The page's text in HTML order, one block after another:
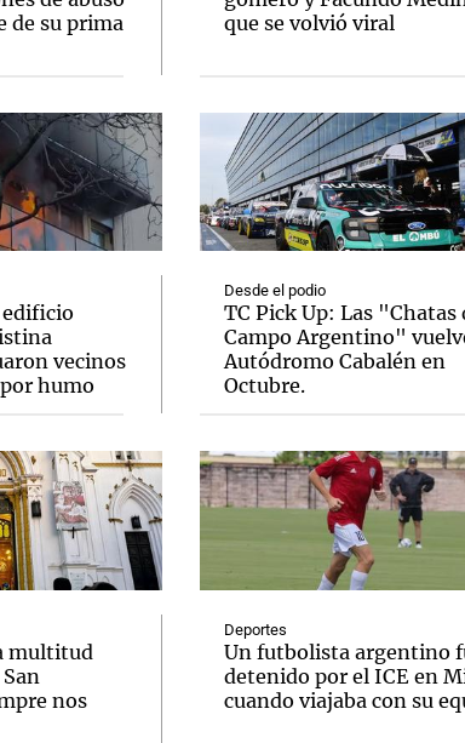
de su prima
vecinos
humo
multitud
nos
que se volvió viral
Desde el podio
TC Pick Up: Las "Chatas
Campo Argentino"
Autódromo Cabalén en
Octubre.
Deportes
Un futbolista argentino
detenido por el ICE en
cuando viajaba con su
El huracán de Arequito
Notas
Cadena 3 en